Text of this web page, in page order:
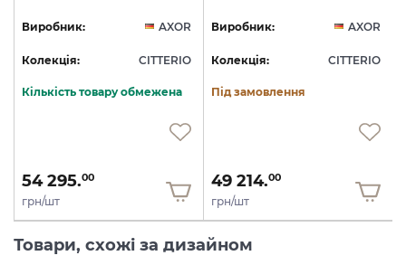
Виробник: AXOR
Колекція: CITTERIO
Кількість товару обмежена
54 295.00
грн/шт
Виробник: AXOR
Колекція: CITTERIO
Під замовлення
49 214.00
грн/шт
Товари, схожі за дизайном